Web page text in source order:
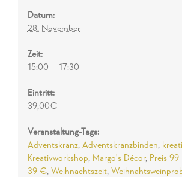
Datum:
28. November
Zeit:
15:00 – 17:30
Eintritt:
39,00€
Veranstaltung-Tags:
Adventskranz, Adventskranzbinden,
Kreativworkshop, Margo's Décor, Preis
39 €, Weihnachtszeit,